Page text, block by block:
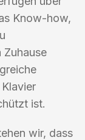
Know-how,
Zuhause
ist.
wir, dass